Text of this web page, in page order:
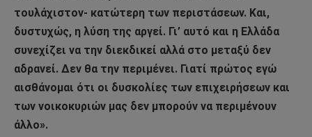
τουλάχιστον- κατώτερη των περιστάσεων. Και,
δυστυχώς, η λύση της αργεί. Γι’ αυτό και η Ελλάδα
συνεχίζει να την διεκδικεί αλλά στο μεταξύ δεν
αδρανεί. Δεν θα την περιμένει. Γιατί πρώτος εγώ
αισθάνομαι ότι οι δυσκολίες των επιχειρήσεων και
των νοικοκυριών μας δεν μπορούν να περιμένουν
άλλο».